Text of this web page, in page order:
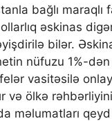
bağlı maraqlı
əskinas
bilər.
nüfuzu 1%-
vasitəsilə
və ölkə
məlumatları